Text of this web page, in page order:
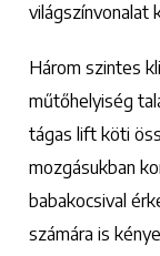
világszínvonalat
Három szintes
műtőhelyiség
tágas lift köti
mozgásukban
babakocsival
számára is